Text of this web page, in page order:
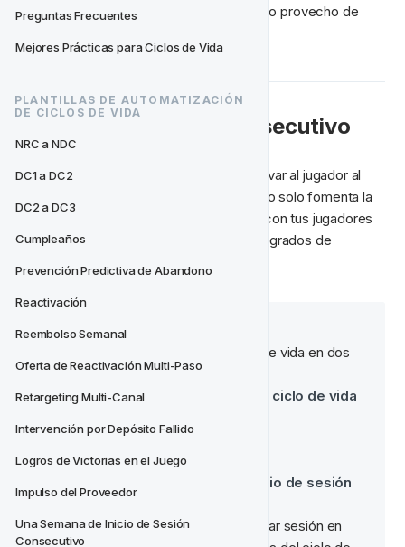
Preguntas Frecuentes
Mejores Prácticas para Ciclos de Vida
PLANTILLAS DE AUTOMATIZACIÓN
DE CICLOS DE VIDA
NRC a NDC
DC1 a DC2
DC2 a DC3
Cumpleaños
Prevención Predictiva de Abandono
Reactivación
Reembolso Semanal
Oferta de Reactivación Multi-Paso
Retargeting Multi-Canal
Intervención por Depósito Fallido
Logros de Victorias en el Juego
Impulso del Proveedor
Una Semana de Inicio de Sesión
Consecutivo
Aquí te mostramos cómo sacar el máximo provecho de
💰 Inicio de Sesión Consecutivo
La idea de esta campaña de 7 días es llevar al jugador al
sitio todos los días durante 7 días. Esto no solo fomenta la
lealtad sino que te permite comunicarte con tus jugadores
en el sitio y recompensar con diferentes grados de
Inicio de Sesión Consecutivo
Los jugadores saldrán del ciclo de vida en dos
condiciones:
8 días desde la entrada al ciclo de vida
O
2 días desde el último inicio de sesión
Los jugadores que no logren iniciar sesión en